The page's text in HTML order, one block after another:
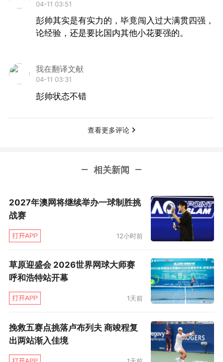
时间就把排名提升了600多位。进步固然神速，
但是经过重大手术的腰椎始终是彭帅身上的不定
间恢复，针灸更是家常便饭”，在这样的情况下彭
帅依旧坚持着自己的职业生涯，着实很让人敬
迈阿密之后，按照彭帅的原计划，她本应该
于身体的疲劳，彭帅不得不全部放弃。经历了心
健康对于彭帅来说越来越宝贵。只有保持身体的
健康，彭帅才能继续她热爱的网球运动。
04-11 03:51
彭帅其实是有实力的，毕竟闯入过大满贯四强，
论经验，还是要比国内其他小花要强的。
我在翻译文献
04-11 03:31
彭帅状态不错
查看更多评论
相关新闻
2027年澳网将继续举办一球制胜挑
战赛
12小时前
草原迎盛会 2026世界网球大师赛
呼和浩特站开幕
1天前
挽救五赛点挑落卢布列夫 商竣程复
出两站渐入佳境